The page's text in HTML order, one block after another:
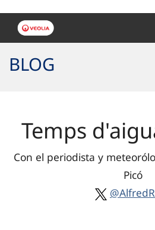
BLOG
Temps
Con el periodista y
Picó